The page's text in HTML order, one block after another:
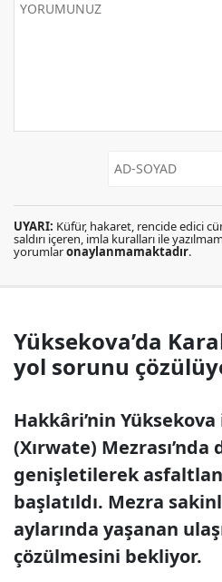
UYARI: Küfür, hakaret, rencide edici
saldırı içeren, imla kuralları ile
yorumlaronaylanmamaktadır.
Yüksekova’da
yol sorunu
Hakkâri’nin
(Xırwate)
genişletilerek
başlatıldı. Mezra
aylarında yaşanan
çözülmesini bekliyor.